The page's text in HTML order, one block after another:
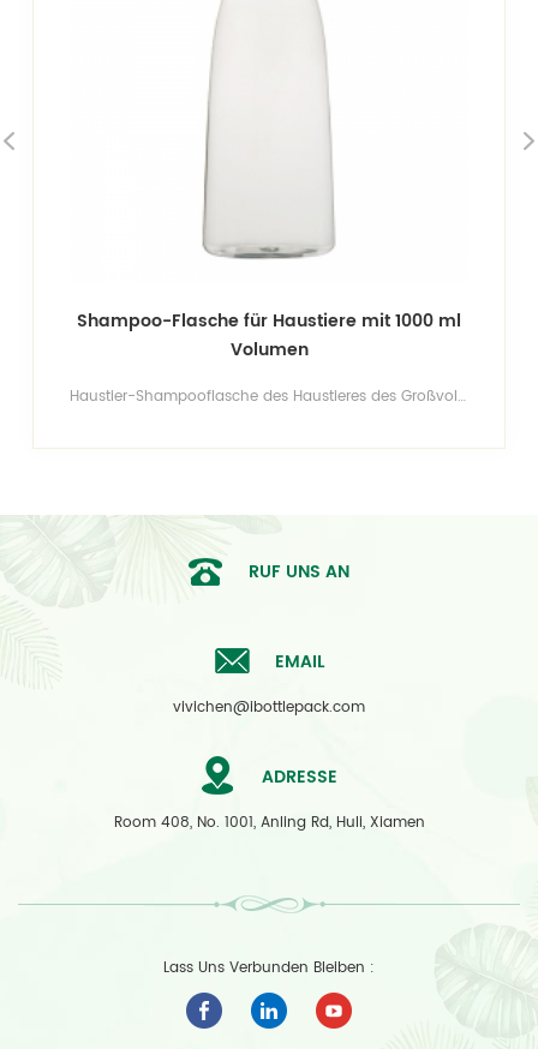
Shampoo-Flasche für Haustiere mit 1000 ml
Volumen
Haustier-Shampooflasche des Haustieres des Großvolumens 1000ml,bpa-freie Verpackung für Duschgel, Shampoo. gesicherte Qualität und guter Preis.
RUF UNS AN
EMAIL
vivichen@ibottlepack.com
ADRESSE
Room 408, No. 1001, Anling Rd, Huli, Xiamen
Lass Uns Verbunden Bleiben :